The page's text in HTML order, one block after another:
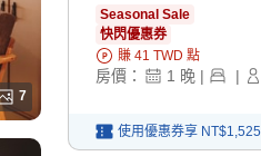
7
Seasonal Sale
快閃優惠券
賺 41 TWD 點
房價： 1 晚 | |
使用優惠券享 NT$1,525